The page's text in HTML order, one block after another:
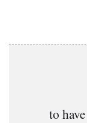
to have